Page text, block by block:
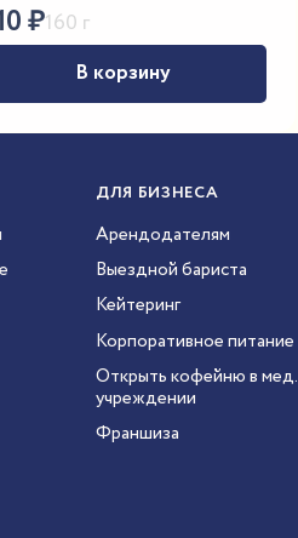
₽160 г
В корзину
ДЛЯ БИЗНЕСА
Арендодателям
Выездной бариста
Кейтеринг
Корпоративное питание
Открыть кофейню в мед.
учреждении
Франшиза